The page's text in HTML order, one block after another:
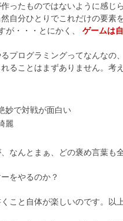
ったものではないように感じ
自分ひとりでこれだけの要素
が・・・とにかく、 ゲームは
プログラミングってなんなの
ることはまずありません。考
妙で対戦が面白い
麗
なんとまぁ、どの褒め言葉も
をやるのか？
こと自体が楽しいのです。以上